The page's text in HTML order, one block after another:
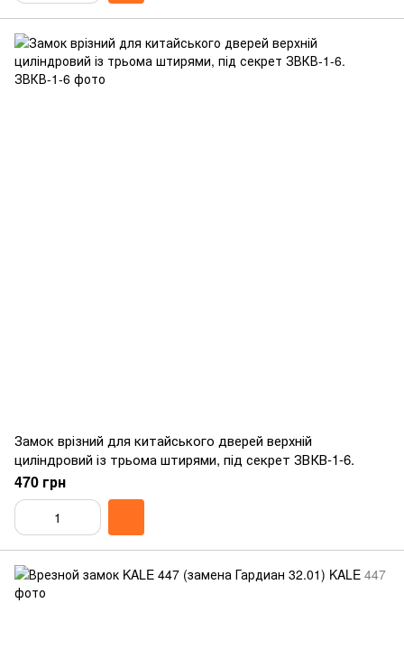
Замок врізний для китайського дверей верхній
циліндровий із трьома штирями, під секрет ЗВКВ-1-6.
470 грн